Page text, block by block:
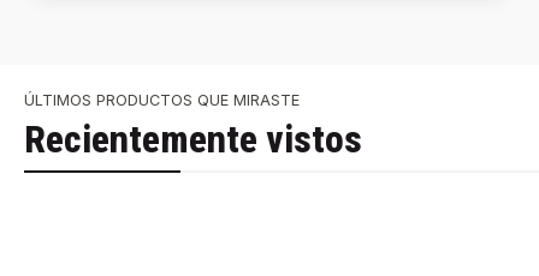
ÚLTIMOS PRODUCTOS QUE MIRASTE
Recientemente vistos